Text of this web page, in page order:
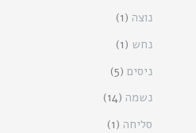
נוצה (1)
נחש (1)
ניסים (5)
נשמה (14)
סליחה (1)